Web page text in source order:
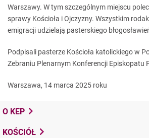
Warszawy. W tym szczególnym miejscu
sprawy Kościoła i Ojczyzny. Wszystkim
emigracji udzielają pasterskiego
Podpisali pasterze Kościoła katolickiego w
Zebraniu Plenarnym Konferencji Episkopatu
Warszawa, 14 marca 2025 roku
O KEP
KOŚCIÓŁ